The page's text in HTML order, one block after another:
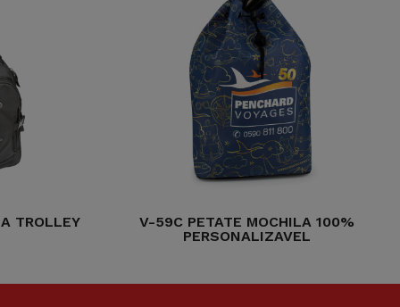
TROLLEY
V-59C PETATE MOCHILA 100%
PERSONALIZAVEL